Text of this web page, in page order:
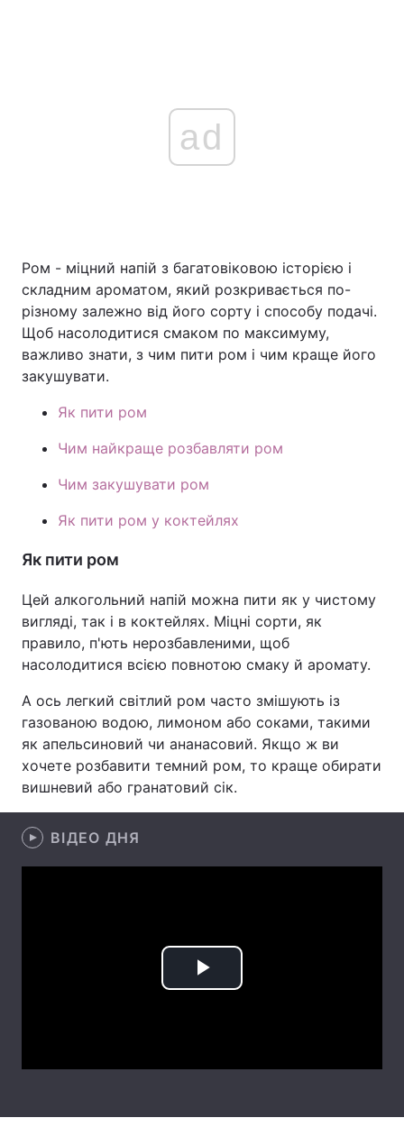
Головна Війна
Україна Політика
Економіка Світ
Здоров'я Туризм
Цікавинки
Екологія Регіони
Лонгріди
Інтерв'ю Думки
Архів Вакансії
Послуги
ad
Ром - міцний напій з багатовіковою історією і
складним ароматом, який розкривається по-
різному залежно від його сорту і способу подачі.
Щоб насолодитися смаком по максимуму,
важливо знати, з чим пити ром і чим краще його
закушувати.
Як пити ром
Чим найкраще розбавляти ром
Чим закушувати ром
Як пити ром у коктейлях
Як пити ром
Цей алкогольний напій можна пити як у чистому
вигляді, так і в коктейлях. Міцні сорти, як
правило, п'ють нерозбавленими, щоб
насолодитися всією повнотою смаку й аромату.
А ось легкий світлий ром часто змішують із
газованою водою, лимоном або соками, такими
як апельсиновий чи ананасовий. Якщо ж ви
хочете розбавити темний ром, то краще обирати
вишневий або гранатовий сік.
ВІДЕО ДНЯ
Play